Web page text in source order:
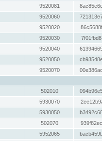
9520081
9520060
9520020
9520030
9520040
9520050
9520070
502010
5930070
5930050
502070
5952065